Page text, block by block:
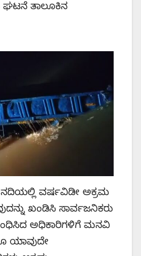
ಘಟನೆ ತಾಲೂಕಿನ
ವರ್ಷವಿಡೀ ಅಕ್ರಮ
ಖಂಡಿಸಿ ಸಾರ್ವಜನಿಕರು
ಅಧಿಕಾರಿಗಳಿಗೆ ಮನವಿ
ಯಾವುದೇ